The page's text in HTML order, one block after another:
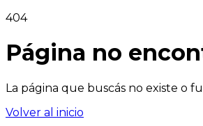
404
Página no
La página que buscás no existe o
Volver al inicio